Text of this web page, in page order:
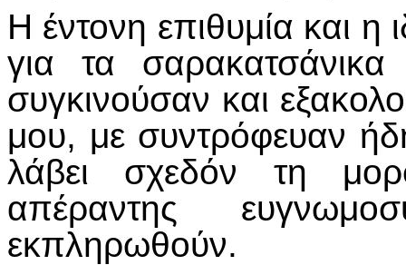
Η έντονη επιθυμία και
για τα
συγκινούσαν και
μου, με συντρόφευαν
λάβει σχεδόν τη
απέραντης
εκπληρωθούν.